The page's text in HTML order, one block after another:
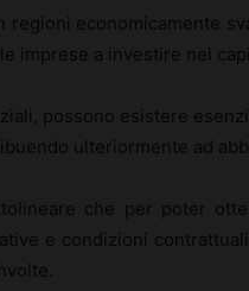
regioni economicamente
imprese a investire nel
possono esistere
ulteriormente ad
che per poter
e condizioni